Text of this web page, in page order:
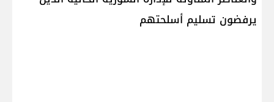
يرفضون تسليم أسلحتهم